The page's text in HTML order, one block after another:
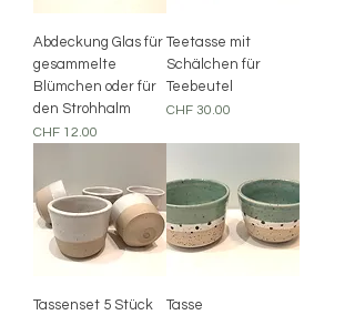
Abdeckung Glas für
gesammelte
Blümchen oder für
den Strohhalm
Preis
CHF 12.00
Teetasse mit
Schälchen für
Teebeutel
Preis
CHF 30.00
Tassenset 5 Stück
Tasse